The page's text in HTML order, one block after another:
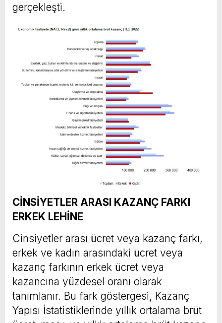
gerçekleşti.
CİNSİYETLER ARASI KAZANÇ FARKI
ERKEK LEHİNE
Cinsiyetler arası ücret veya kazanç farkı,
erkek ve kadın arasındaki ücret veya
kazanç farkının erkek ücret veya
kazancına yüzdesel oranı olarak
tanımlanır. Bu fark göstergesi, Kazanç
Yapısı İstatistiklerinde yıllık ortalama brüt